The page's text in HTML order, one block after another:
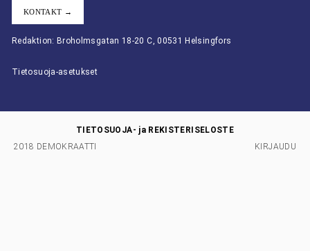
KONTAKT →
Redaktion: Broholmsgatan 18-20 C, 00531 Helsingfors
Tietosuoja-asetukset
2018 DEMOKRAATTI
TIETOSUOJA- ja REKISTERISELOSTE
KIRJAUDU